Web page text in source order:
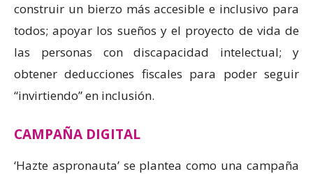
construir un bierzo más accesible e inclusivo para
todos; apoyar los sueños y el proyecto de vida de
las personas con discapacidad intelectual; y
obtener deducciones fiscales para poder seguir
“invirtiendo” en inclusión.
CAMPAÑA DIGITAL
‘Hazte aspronauta’ se plantea como una campaña